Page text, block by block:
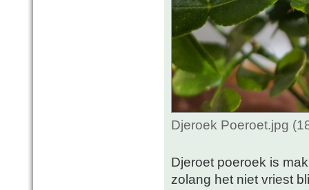
Djeroek Poeroet.jpg
Djeroet poeroek is
zolang het niet vriest